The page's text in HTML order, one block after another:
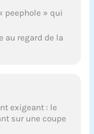
peephole » qui
au regard de la
exigeant : le
sur une coupe